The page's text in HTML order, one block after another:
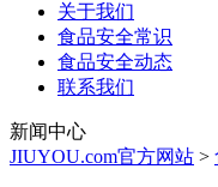
关于我们
食品安全常识
食品安全动态
联系我们
新闻中心
JIUYOU.com官方网站 >